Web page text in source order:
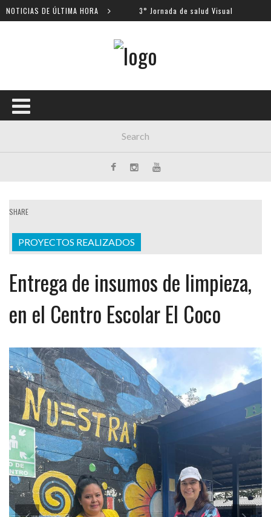
NOTICIAS DE ÚLTIMA HORA
escolares 3° Jornada de salud Visual
SHARE
PROYECTOS REALIZADOS
Entrega de insumos de limpieza,
en el Centro Escolar El Coco